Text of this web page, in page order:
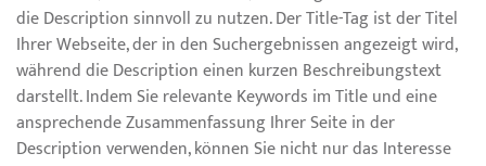
die Description sinnvoll zu nutzen. Der Title-Tag ist der Titel
Ihrer Webseite, der in den Suchergebnissen angezeigt wird,
während die Description einen kurzen Beschreibungstext
darstellt. Indem Sie relevante Keywords im Title und eine
ansprechende Zusammenfassung Ihrer Seite in der
Description verwenden, können Sie nicht nur das Interesse